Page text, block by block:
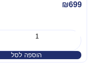
₪699
הוספה לסל